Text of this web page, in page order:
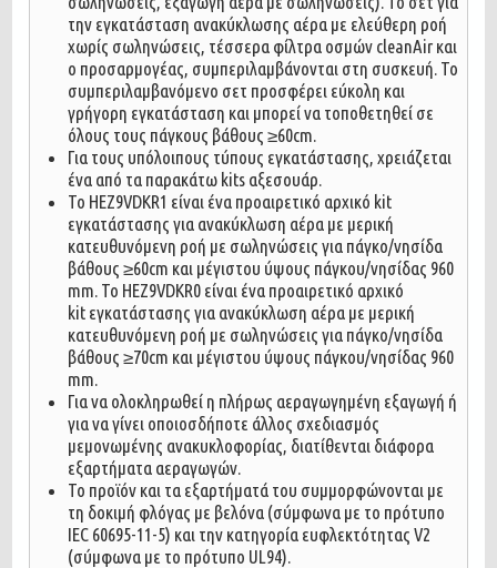
την εγκατάσταση ανακύκλωσης αέρα με ελεύθερη ροή
χωρίς σωληνώσεις, τέσσερα φίλτρα οσμών cleanAir και
ο προσαρμογέας, συμπεριλαμβάνονται στη συσκευή. Το
συμπεριλαμβανόμενο σετ προσφέρει εύκολη και
γρήγορη εγκατάσταση και μπορεί να τοποθετηθεί σε
όλους τους πάγκους βάθους ≥60cm.
Για τους υπόλοιπους τύπους εγκατάστασης, χρειάζεται
ένα από τα παρακάτω kits αξεσουάρ.
Το HEZ9VDKR1 είναι ένα προαιρετικό αρχικό kit
εγκατάστασης για ανακύκλωση αέρα με μερική
κατευθυνόμενη ροή με σωληνώσεις για πάγκο/νησίδα
βάθους ≥60cm και μέγιστου ύψους πάγκου/νησίδας 960
mm. Το HEZ9VDKR0 είναι ένα προαιρετικό αρχικό
kit εγκατάστασης για ανακύκλωση αέρα με μερική
κατευθυνόμενη ροή με σωληνώσεις για πάγκο/νησίδα
βάθους ≥70cm και μέγιστου ύψους πάγκου/νησίδας 960
mm.
Για να ολοκληρωθεί η πλήρως αεραγωγημένη εξαγωγή ή
για να γίνει οποιοσδήποτε άλλος σχεδιασμός
μεμονωμένης ανακυκλοφορίας, διατίθενται διάφορα
εξαρτήματα αεραγωγών.
Το προϊόν και τα εξαρτήματά του συμμορφώνονται με
τη δοκιμή φλόγας με βελόνα (σύμφωνα με το πρότυπο
IEC 60695-11-5) και την κατηγορία ευφλεκτότητας V2
(σύμφωνα με το πρότυπο UL94).